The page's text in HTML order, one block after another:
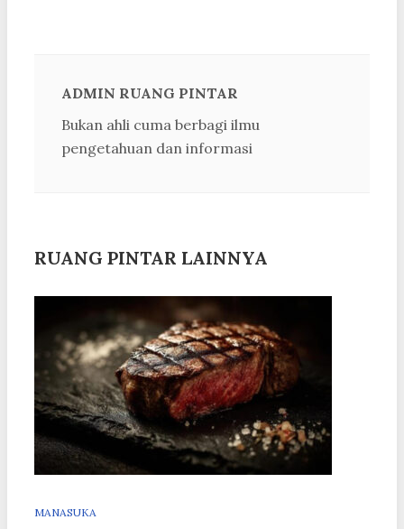
ADMIN RUANG PINTAR
Bukan ahli cuma berbagi ilmu
pengetahuan dan informasi
RUANG PINTAR LAINNYA
MANASUKA